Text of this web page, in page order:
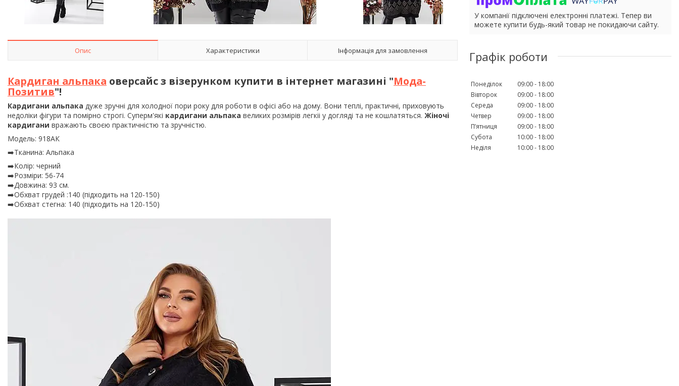
Опис Характеристики Інформація для замовлення
Кардиган альпака оверсайс з візерунком купити в інтернет магазині "Мода-
Позитив"!
Кардигани альпака дуже зручні для холодної пори року для роботи в офісі або на дому. Вони теплі, практичні, приховують
недоліки фігури та помірно строгі. Суперм'які кардигани альпака великих розмірів легкіі у догляді та не кошлатяться. Жіночі
кардигани вражають своєю практичністю та зручністю.
Модель: 918АК
➡️Тканина: Альпака
➡️Колір: черний
➡️Розміри: 56-74
➡️Довжина: 93 см.
➡️Обхват грудей :140 (підходить на 120-150)
➡️Обхват стегна: 140 (підходить на 120-150)
У компанії підключені електронні платежі. Тепер ви
можете купити будь-який товар не покидаючи сайту.
Графік роботи
Понеділок 09:00
18:00
Вівторок
09:00
18:00
Середа
09:00
18:00
Четвер
09:00
18:00
Пʼятниця
09:00
18:00
Субота
10:00
18:00
Неділя
10:00 18:00